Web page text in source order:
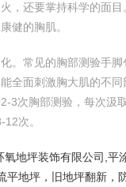
，还要掌持科学的面
健的胸肌。
。常见的胸部测验手
全面刺激胸大肌的不
3次胸部测验，每次汲
次。
氧地坪装饰有限公司,平
平地坪，旧地坪翻新，